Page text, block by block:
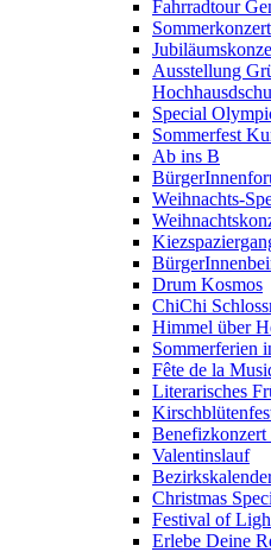
Fahrradtour
Sommerkonzert
Ausstellung
Special
Sommerfest
Ab ins B
Weihnachts-
Drum Kosmos
ChiChi
Himmel über
Sommerferien
Fête de la
Literarisches
Valentinslauf
Christmas
Festival of
Erlebe Deine